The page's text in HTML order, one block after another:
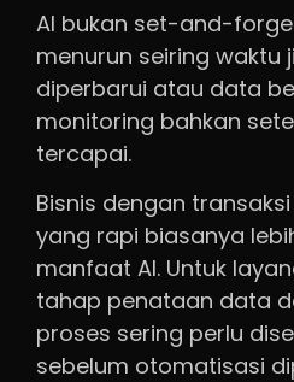
AI bukan set-and-
menurun seiring waktu
diperbarui atau data
monitoring bahkan
tercapai.
Bisnis dengan
yang rapi biasanya
manfaat AI. Untuk
tahap penataan data
proses sering perlu
sebelum otomatisasi